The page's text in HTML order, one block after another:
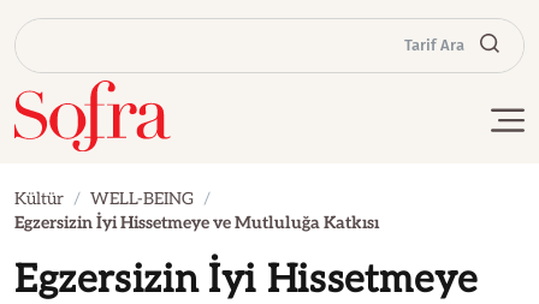
Tarif Ara
Kültür
WELL-BEING
Egzersizin İyi Hissetmeye ve Mutluluğa Katkısı
Egzersizin İyi Hissetmeye